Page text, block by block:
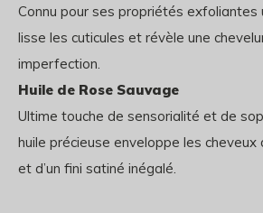
Connu pour ses propriétés exfoliantes
lisse les cuticules et révèle une
imperfection.
Huile de Rose Sauvage
Ultime touche de sensorialité et de
huile précieuse enveloppe les cheveux
et d’un fini satiné inégalé.